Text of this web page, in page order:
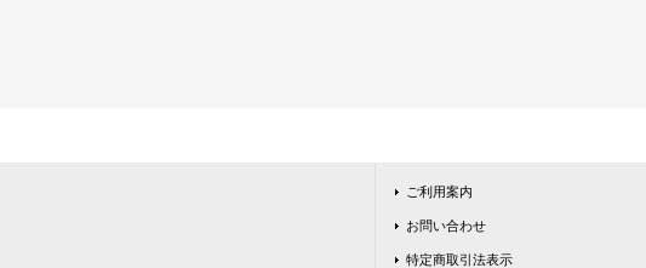
ご利用案内
お問い合わせ
特定商取引法表示